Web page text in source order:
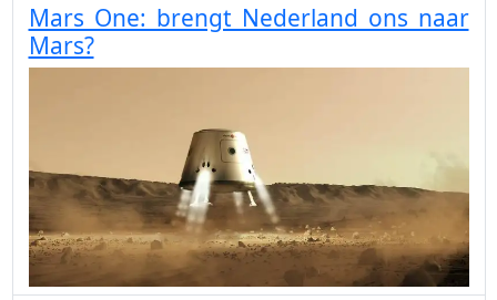
Mars One: brengt Nederland ons naar
Mars?